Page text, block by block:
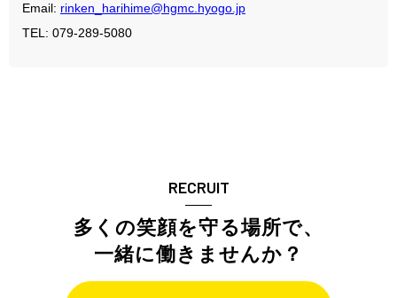
Email: rinken_harihime@hgmc.hyogo.jp
TEL: 079-289-5080
RECRUIT
多くの笑顔を守る場所で、
一緒に働きませんか？